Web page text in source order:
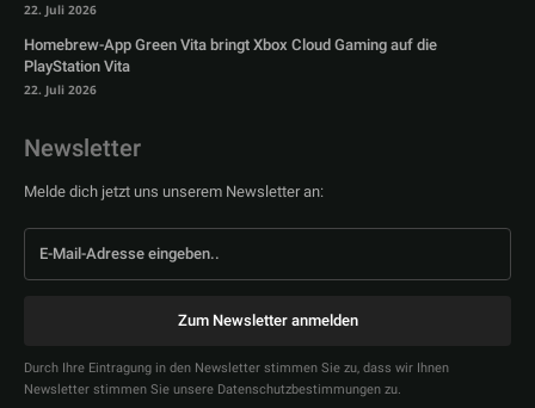
22. Juli 2026
Homebrew-App Green Vita bringt Xbox Cloud Gaming auf die
PlayStation Vita
22. Juli 2026
Newsletter
Melde dich jetzt uns unserem Newsletter an:
Zum Newsletter anmelden
Durch Ihre Eintragung in den Newsletter stimmen Sie zu, dass wir Ihnen
Newsletter stimmen Sie unsere Datenschutzbestimmungen zu.